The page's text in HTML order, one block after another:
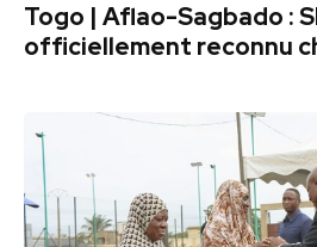
Togo | Aflao-Sagbado :
officiellement reconnu